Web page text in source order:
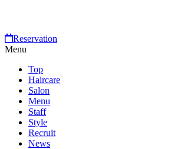
Reservation
Menu
Top
Haircare
Salon
Menu
Staff
Style
Recruit
News